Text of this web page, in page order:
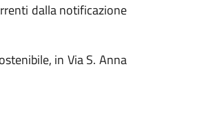
dalla notificazione
in Via S. Anna